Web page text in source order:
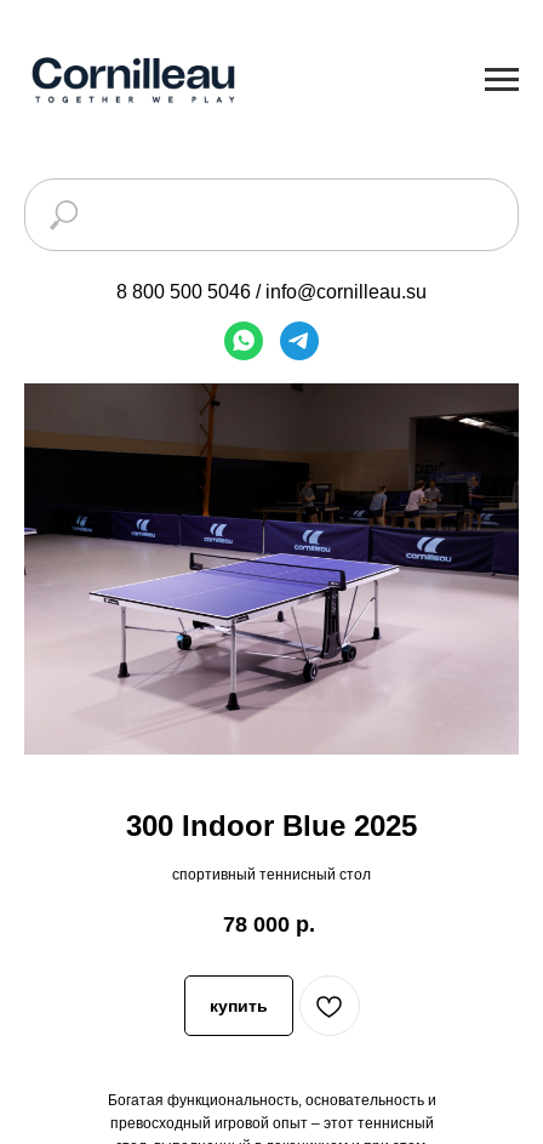
8 800 500 5046 / info@cornilleau.su
300 Indoor Blue 2025
спортивный теннисный стол
78 000 р.
купить
Богатая функциональность, основательность и
превосходный игровой опыт – этот теннисный